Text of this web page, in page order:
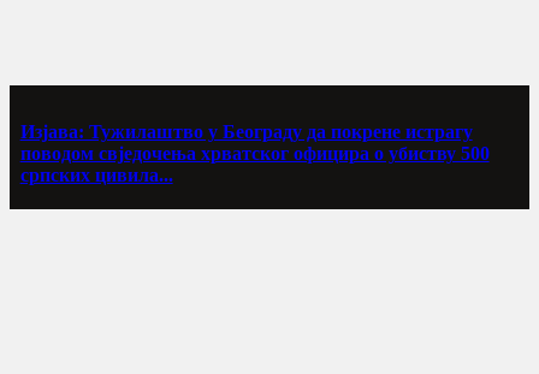
Изјава: Тужилаштво у Београду да покрене истрагу
поводом свједочења хрватског официра о убиству 500
српских цивила...